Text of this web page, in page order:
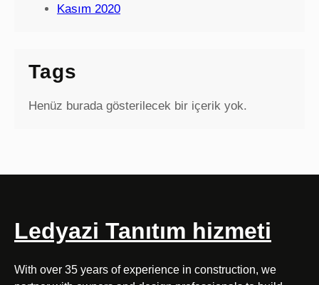
Kasım 2020
Tags
Henüz burada gösterilecek bir içerik yok.
Ledyazi Tanıtım hizmeti
With over 35 years of experience in construction, we